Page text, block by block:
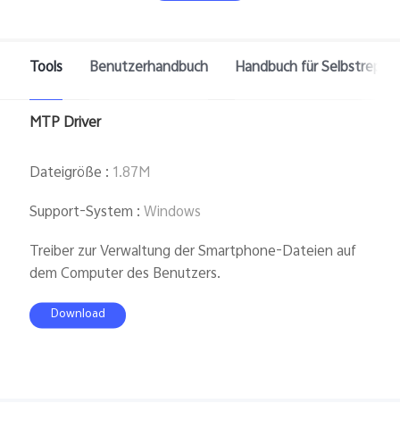
Tools Benutzerhandbuch Handbuch für
MTP Driver
Dateigröße : 1.87M
Support-System :Windows
Treiber zur Verwaltung der Smartphone-Dateien auf
dem Computer des Benutzers.
Download